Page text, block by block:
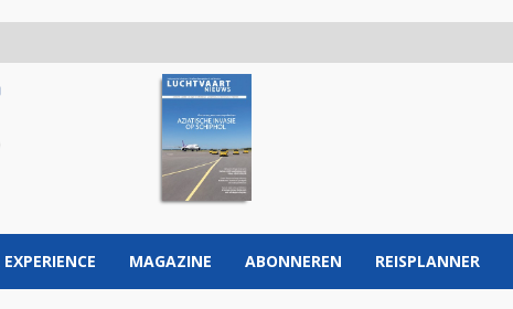
EXPERIENCE MAGAZINE ABONNEREN REISPLANNER